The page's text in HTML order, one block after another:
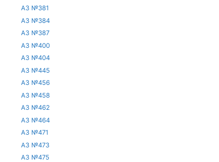
АЗ №381
АЗ №384
АЗ №387
АЗ №400
АЗ №404
АЗ №445
АЗ №456
АЗ №458
АЗ №462
АЗ №464
АЗ №471
АЗ №473
АЗ №475